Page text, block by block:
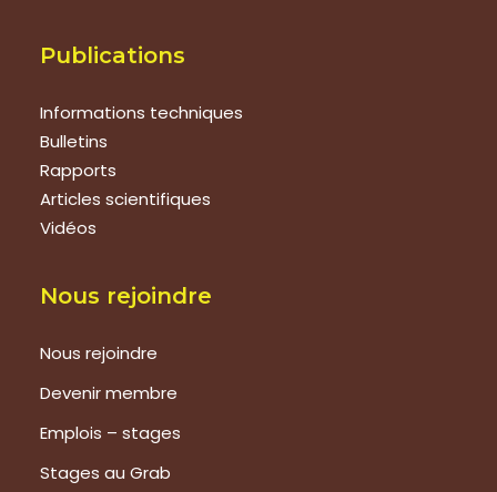
Publications
Informations techniques
Bulletins
Rapports
Articles scientifiques
Vidéos
Nous rejoindre
Nous rejoindre
Devenir membre
Emplois – stages
Stages au Grab